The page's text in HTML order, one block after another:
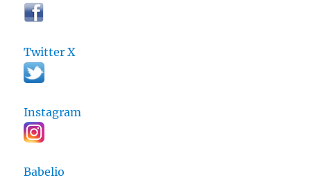
Twitter X
Instagram
Babelio